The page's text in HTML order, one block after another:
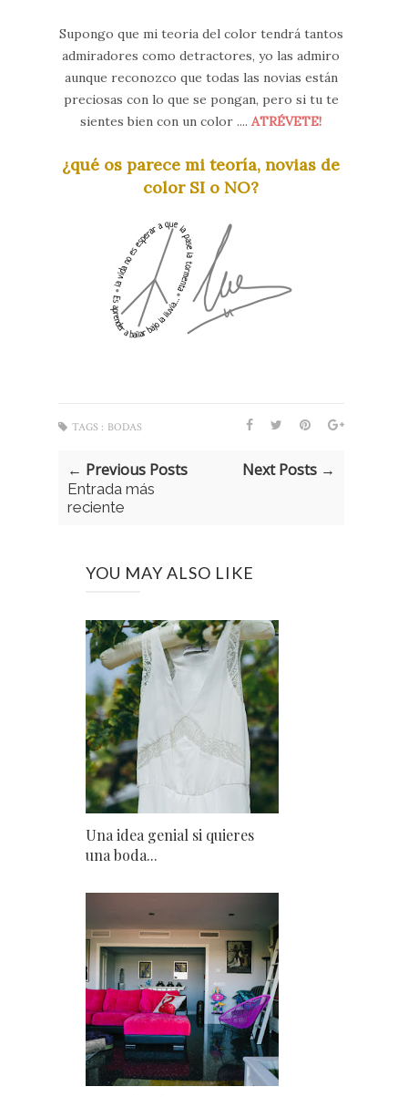
Supongo que mi teoria del color tendrá tantos
admiradores como detractores, yo las admiro
aunque reconozco que todas las novias están
preciosas con lo que se pongan, pero si tu te
sientes bien con un color .... ATRÉVETE!
¿qué os parece mi teoría, novias de
color SI o NO?
TAGS : BODAS
← Previous Posts
Entrada más
reciente
Next Posts →
YOU MAY ALSO LIKE
Una idea genial si quieres
una boda...